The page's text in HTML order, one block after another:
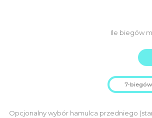
Ile biegów
7-
Opcjonalny wybór hamulca przedniego